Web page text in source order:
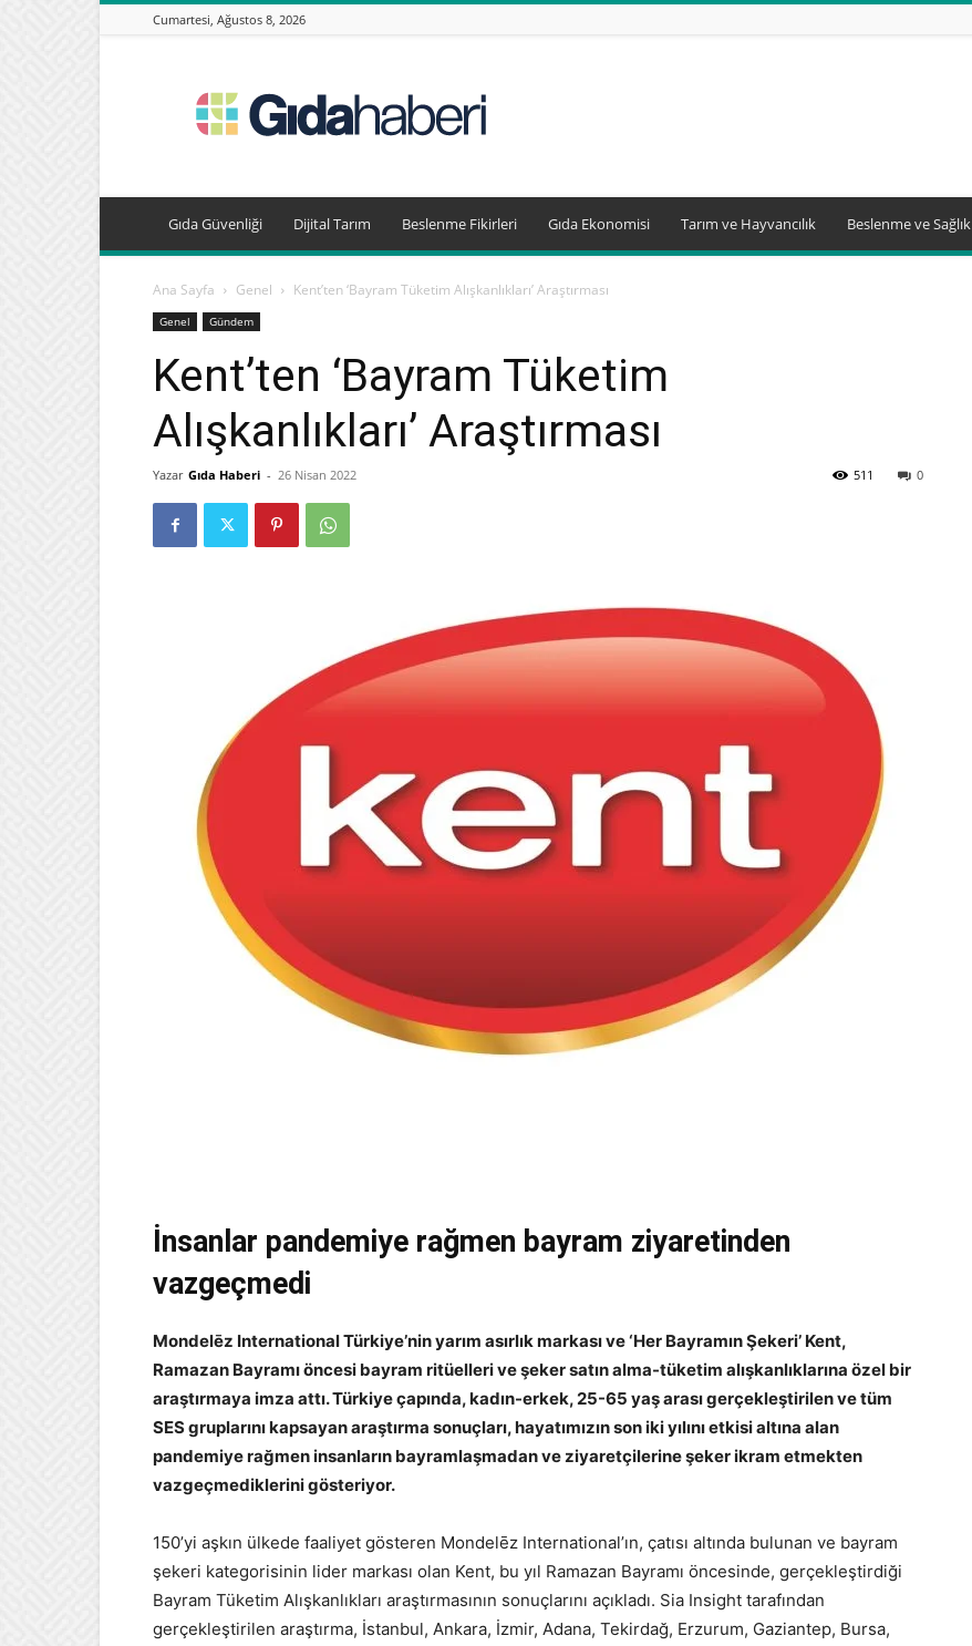
Cumartesi, Ağustos 8, 2026
Haberleri,
Beslenme
Gıda Güvenliği Dijital Tarım Beslenme Fikirleri Gıda Ekonomisi Tarım ve Hayvancılık Beslenme ve Sağlık
Ana Sayfa Genel Kent’ten ‘Bayram Tüketim Alışkanlıkları’ Araştırması
Genel Gündem
Kent’ten ‘Bayram Tüketim
Alışkanlıkları’ Araştırması
Yazar Gıda Haberi - 26 Nisan 2022 0
511
İnsanlar pandemiye rağmen bayram ziyaretinden
vazgeçmedi
Mondelēz International Türkiye’nin yarım asırlık markası ve ‘Her Bayramın Şekeri’ Kent,
Ramazan Bayramı öncesi bayram ritüelleri ve şeker satın alma-tüketim alışkanlıklarına özel bir
araştırmaya imza attı. Türkiye çapında, kadın-erkek, 25-65 yaş arası gerçekleştirilen ve tüm
SES gruplarını kapsayan araştırma sonuçları, hayatımızın son iki yılını etkisi altına alan
pandemiye rağmen insanların bayramlaşmadan ve ziyaretçilerine şeker ikram etmekten
vazgeçmediklerini gösteriyor.
150’yi aşkın ülkede faaliyet gösteren Mondelēz International’ın, çatısı altında bulunan ve bayram
şekeri kategorisinin lider markası olan Kent, bu yıl Ramazan Bayramı öncesinde, gerçekleştirdiği
Bayram Tüketim Alışkanlıkları araştırmasının sonuçlarını açıkladı. Sia Insight tarafından
gerçekleştirilen araştırma, İstanbul, Ankara, İzmir, Adana, Tekirdağ, Erzurum, Gaziantep, Bursa,